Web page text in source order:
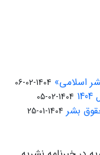
اسلامی» 1404-02-06
1404-02-05
بشر 1404-01-25